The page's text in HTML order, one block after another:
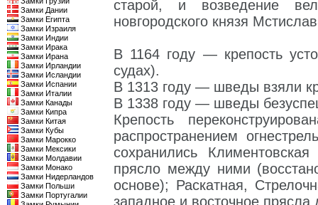
Замки Дании
Замки Египта
Замки Израиля
Замки Индии
Замки Ирака
Замки Ирана
Замки Ирландии
Замки Исландии
Замки Испании
Замки Италии
Замки Канады
Замки Кипра
Замки Китая
Замки Кубы
Замки Марокко
Замки Мексики
Замки Молдавии
Замки Монако
Замки Нидерландов
Замки Польши
Замки Португалии
старой, и возведение
новгородского князя
В 1164 году — крепость
судах).
В 1313 году — шведы взяли
В 1338 году — шведы
Крепость
распространением
сохранились
прясло между ними
основе); Раскатная,
западное и восточное